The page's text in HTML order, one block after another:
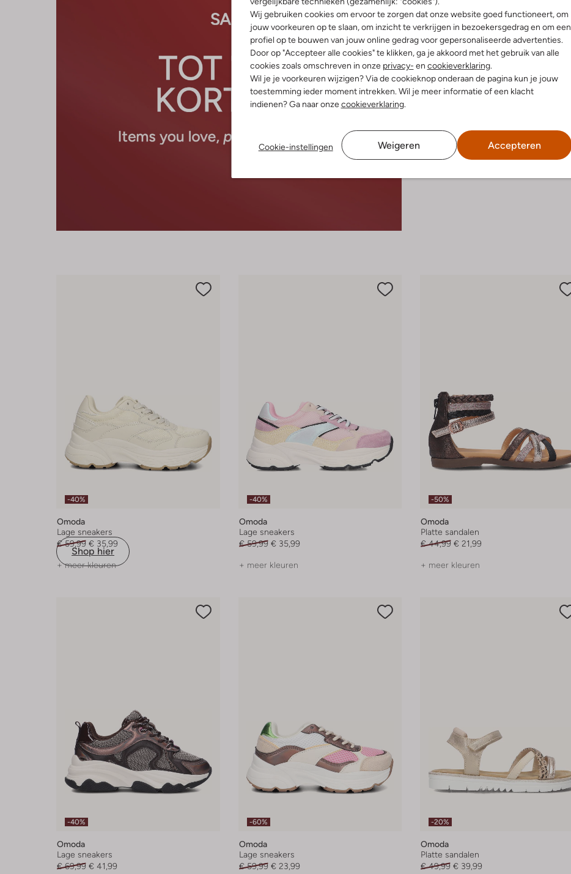
Wij gebruiken cookies om ervoor te zorgen dat onze website goed functioneert, om
jouw voorkeuren op te slaan, om inzicht te verkrijgen in bezoekersgedrag en om een
profiel op te bouwen van jouw online gedrag voor gepersonaliseerde advertenties.
Door op "Accepteer alle cookies" te klikken, ga je akkoord met het gebruik van alle
cookies zoals omschreven in onze privacy- en cookieverklaring.
Wil je je voorkeuren wijzigen? Via de cookieknop onderaan de pagina kun je jouw
toestemming ieder moment intrekken. Wil je meer informatie of een klacht
indienen? Ga naar onzecookieverklaring.
Cookie-instellingen Weigeren Accepteren
Shop hier
-40%
Omoda
Lage sneakers
€ 59,99 € 35,99
+ meer kleuren
-40%
Omoda
Lage sneakers
€ 59,99 € 35,99
+ meer kleuren
-50%
Omoda
Platte sandalen
€ 44,99 € 21,99
+ meer kleuren
-40%
Omoda
Lage sneakers
€ 69,99 € 41,99
-60%
Omoda
Lage sneakers
€ 59,99 € 23,99
-20%
Omoda
Platte sandalen
€ 49,99 € 39,99